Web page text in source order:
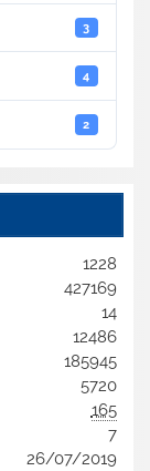
3
4
2
1228
427169
14
12486
185945
5720
165
7
26/07/2019